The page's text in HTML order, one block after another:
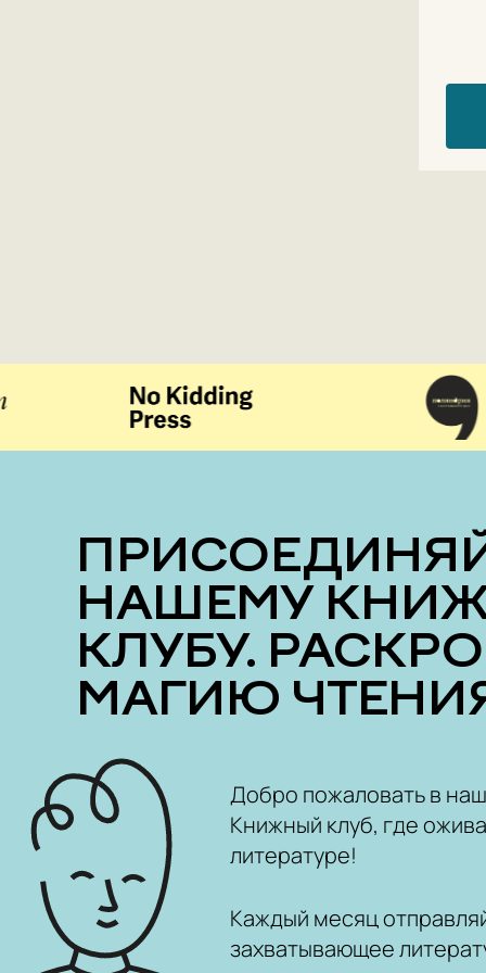
ПРИСОЕДИНЯЙТЕСЬ К
НАШЕМУ
КЛУБУ.
МАГИЮ
Добро пожаловать в
Книжный клуб, где
литературе!
Каждый месяц
захватывающее